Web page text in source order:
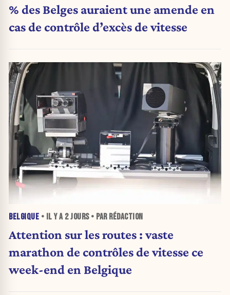
% des Belges auraient une amende en
cas de contrôle d’excès de vitesse
BELGIQUE • IL Y A 2 JOURS• PAR RÉDACTION
Attention sur les routes : vaste
marathon de contrôles de vitesse ce
week-end en Belgique